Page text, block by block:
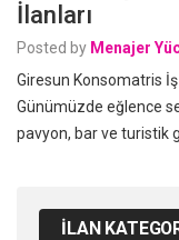
İlanları
Posted by Menajer
Giresun Konsomatris İş
Günümüzde eğlence
pavyon, bar ve turistik
İLAN